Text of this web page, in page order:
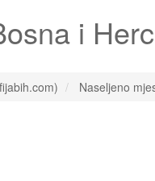
i
Naseljeno